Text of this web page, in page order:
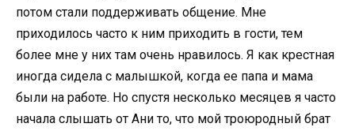
потом стали поддерживать общение. Мне
приходилось часто к ним приходить в гости, тем
более мне у них там очень нравилось. Я как крестная
иногда сидела с малышкой, когда ее папа и мама
были на работе. Но спустя несколько месяцев я часто
начала слышать от Ани то, что мой троюродный брат